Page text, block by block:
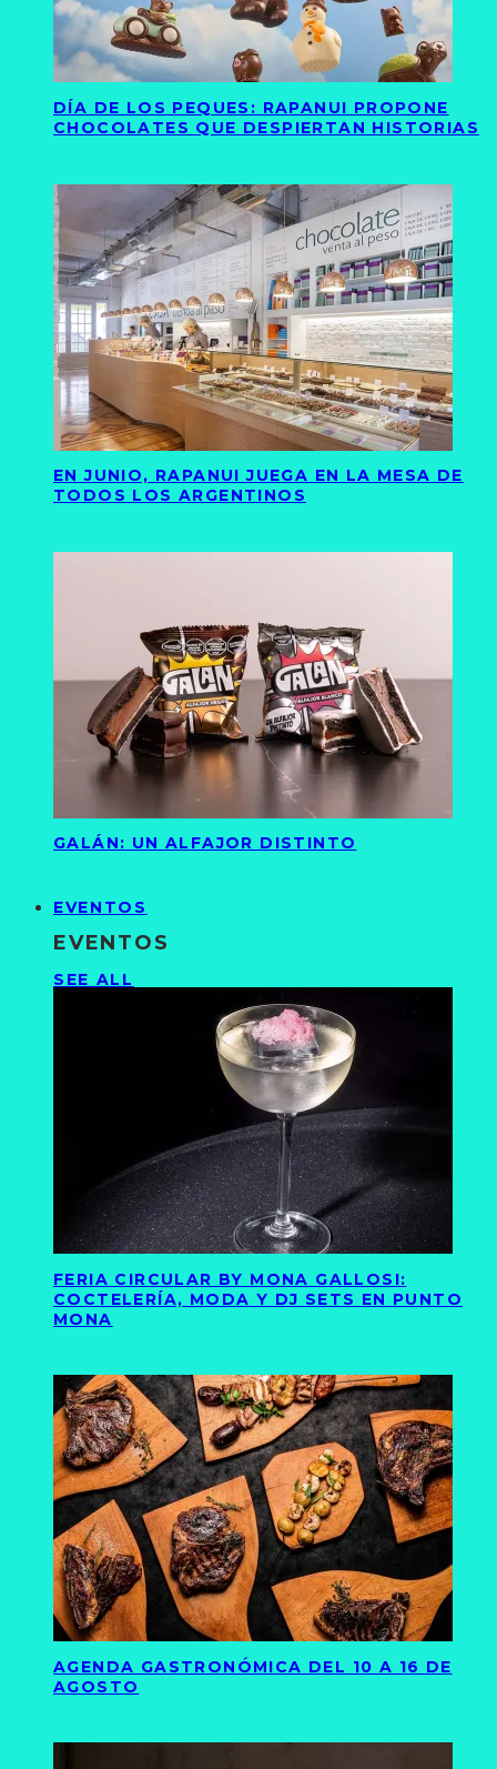
DÍA DE LOS PEQUES: RAPANUI PROPONE
CHOCOLATES QUE DESPIERTAN HISTORIAS
EN JUNIO, RAPANUI JUEGA EN LA MESA DE
TODOS LOS ARGENTINOS
GALÁN: UN ALFAJOR DISTINTO
EVENTOS
EVENTOS
SEE ALL
FERIA CIRCULAR BY MONA GALLOSI:
COCTELERÍA, MODA Y DJ SETS EN PUNTO
MONA
AGENDA GASTRONÓMICA DEL 10 A 16 DE
AGOSTO